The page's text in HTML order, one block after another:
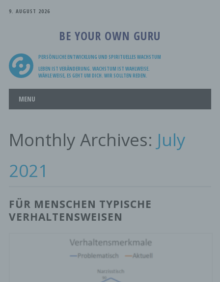
9. AUGUST 2026
BE YOUR OWN GURU
PERSÖNLICHE ENTWICKLUNG UND SPIRITUELLES WACHSTUM
LEBEN IST VERÄNDERUNG. WACHSTUM IST WAHLWEISE.
WÄHLE WEISE, ES GEHT UM DICH. WIR SOLLTEN REDEN.
Main menu
MENU
Monthly Archives: July
2021
FÜR MENSCHEN TYPISCHE
VERHALTENSWEISEN